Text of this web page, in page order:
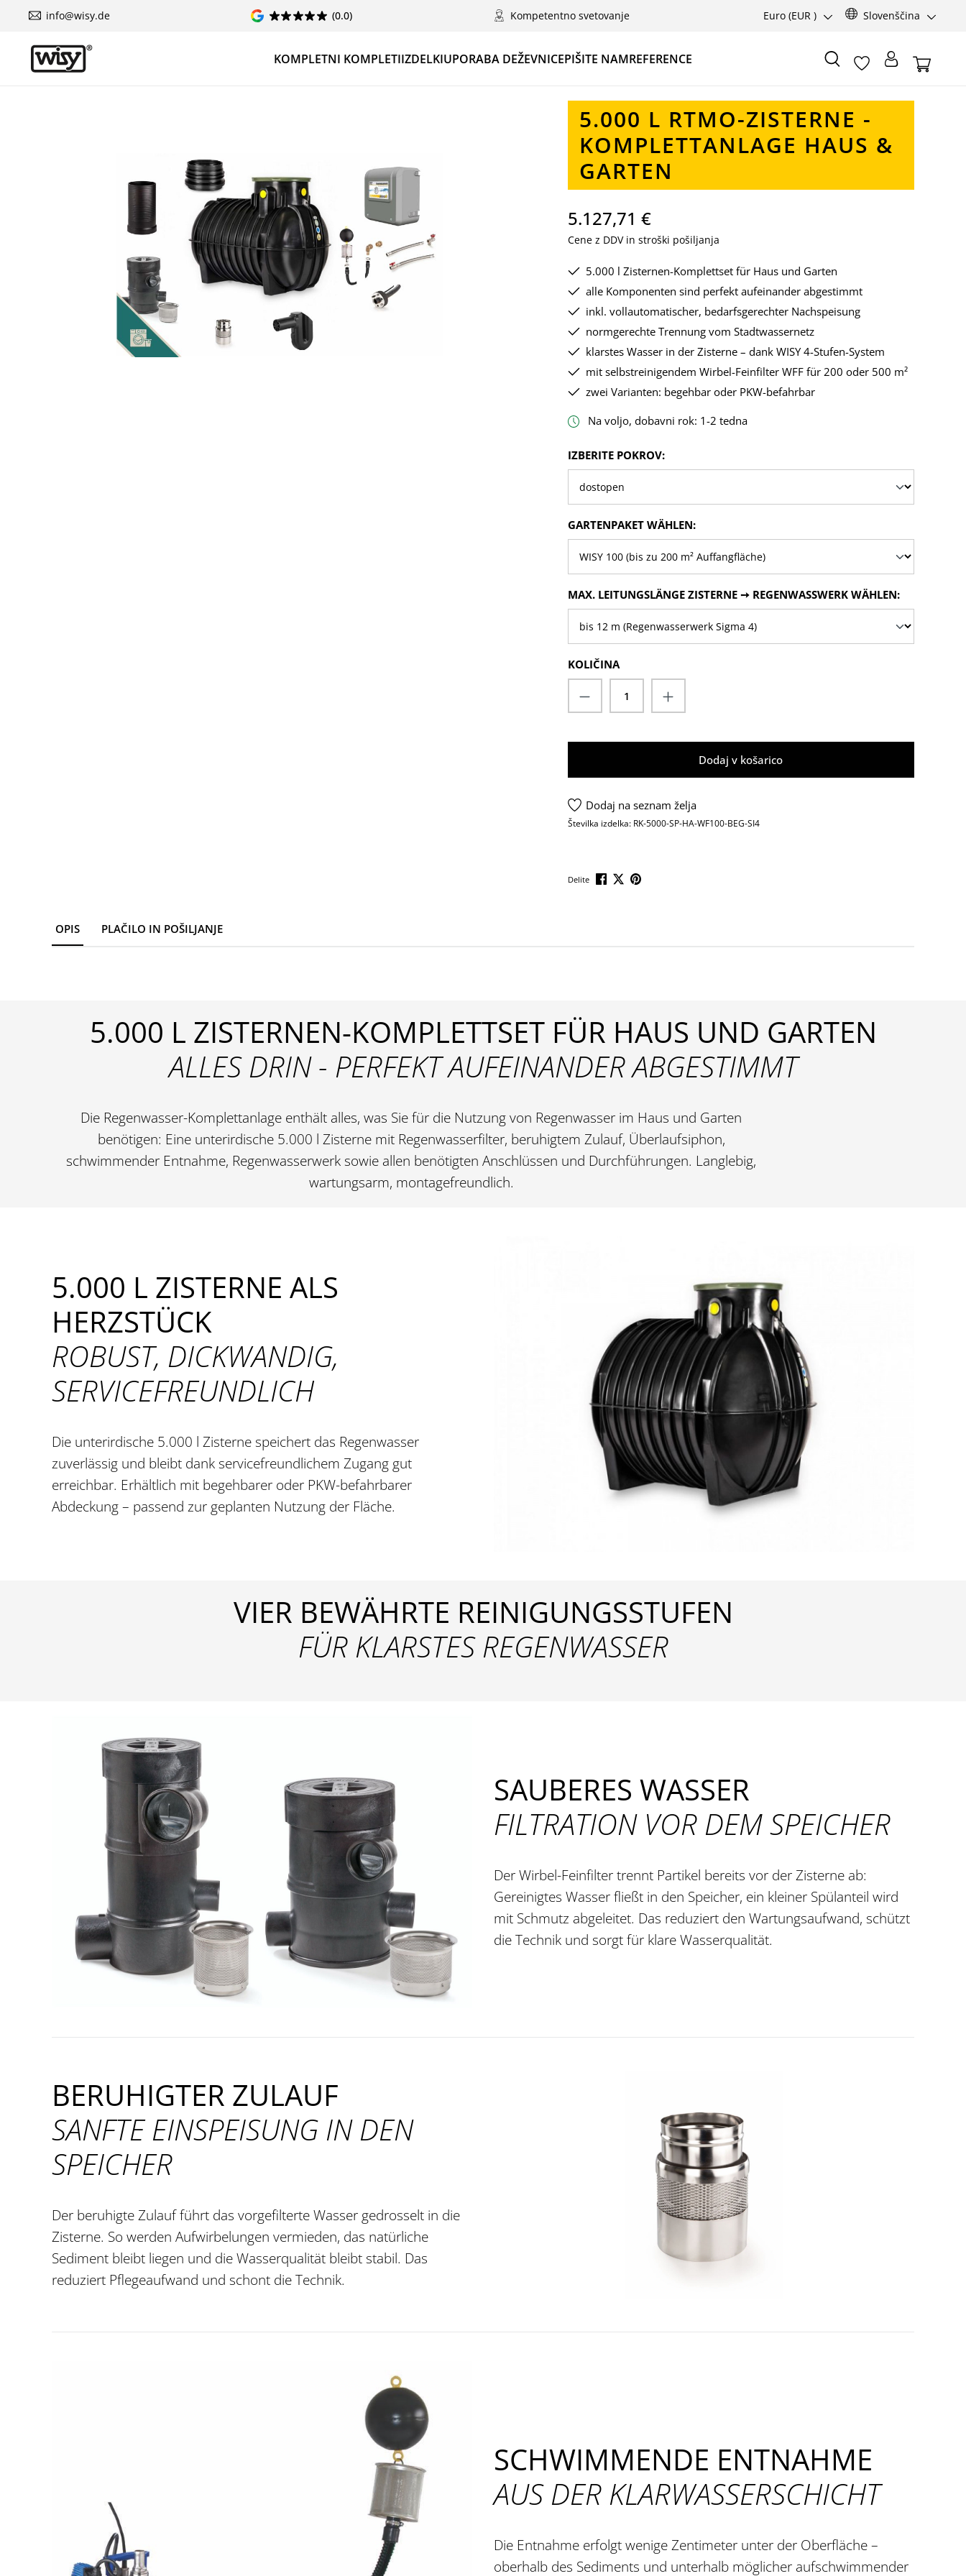
info@wisy.de (0.0) Kompetentno svetovanje Euro (EUR ) Slovenščina
KOMPLETNI KOMPLETIIZDELKIUPORABA DEŽEVNICEPIŠITE NAMREFERENCE
5.000 L RTMO-ZISTERNE -
KOMPLETTANLAGE HAUS &
GARTEN
5.127,71 €
Cene z DDV in stroški pošiljanja
5.000 l Zisternen-Komplettset für Haus und Garten
alle Komponenten sind perfekt aufeinander abgestimmt
inkl. vollautomatischer, bedarfsgerechter Nachspeisung
normgerechte Trennung vom Stadtwassernetz
klarstes Wasser in der Zisterne – dank WISY 4-Stufen-System
mit selbstreinigendem Wirbel-Feinfilter WFF für 200 oder 500 m²
zwei Varianten: begehbar oder PKW-befahrbar
Na voljo, dobavni rok: 1-2 tedna
IZBERI
IZBERITE POKROV:
IZBERI
GARTENPAKET WÄHLEN:
IZBERI
MAX. LEITUNGSLÄNGE ZISTERNE ➙ REGENWASSWERK WÄHLEN:
KOLIČINA
Količina izdelka: Vnesite želeno količino ali
Dodaj v košarico
Dodaj na seznam želja
Številka izdelka: RK-5000-SP-HA-WF100-BEG-SI4
Delite
OPIS PLAČILO IN POŠILJANJE
5.000 L ZISTERNEN-KOMPLETTSET FÜR HAUS UND GARTEN
ALLES DRIN - PERFEKT AUFEINANDER ABGESTIMMT
Die Regenwasser-Komplettanlage enthält alles, was Sie für die Nutzung von Regenwasser im Haus und Garten
benötigen: Eine unterirdische 5.000 l Zisterne mit Regenwasserfilter, beruhigtem Zulauf, Überlaufsiphon,
schwimmender Entnahme, Regenwasserwerk sowie allen benötigten Anschlüssen und Durchführungen. Langlebig,
wartungsarm, montagefreundlich.
5.000 L ZISTERNE ALS
HERZSTÜCK
ROBUST, DICKWANDIG,
SERVICEFREUNDLICH
Die unterirdische 5.000 l Zisterne speichert das Regenwasser
zuverlässig und bleibt dank servicefreundlichem Zugang gut
erreichbar. Erhältlich mit begehbarer oder PKW-befahrbarer
Abdeckung – passend zur geplanten Nutzung der Fläche.
VIER BEWÄHRTE REINIGUNGSSTUFEN
FÜR KLARSTES REGENWASSER
SAUBERES WASSER
FILTRATION VOR DEM SPEICHER
Der Wirbel-Feinfilter trennt Partikel bereits vor der Zisterne ab:
Gereinigtes Wasser fließt in den Speicher, ein kleiner Spülanteil wird
mit Schmutz abgeleitet. Das reduziert den Wartungsaufwand, schützt
die Technik und sorgt für klare Wasserqualität.
BERUHIGTER ZULAUF
SANFTE EINSPEISUNG IN DEN
SPEICHER
Der beruhigte Zulauf führt das vorgefilterte Wasser gedrosselt in die
Zisterne. So werden Aufwirbelungen vermieden, das natürliche
Sediment bleibt liegen und die Wasserqualität bleibt stabil. Das
reduziert Pflegeaufwand und schont die Technik.
SCHWIMMENDE ENTNAHME
AUS DER KLARWASSERSCHICHT
Die Entnahme erfolgt wenige Zentimeter unter der Oberfläche –
oberhalb des Sediments und unterhalb möglicher aufschwimmender